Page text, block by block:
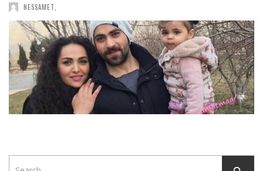
NESSAMET